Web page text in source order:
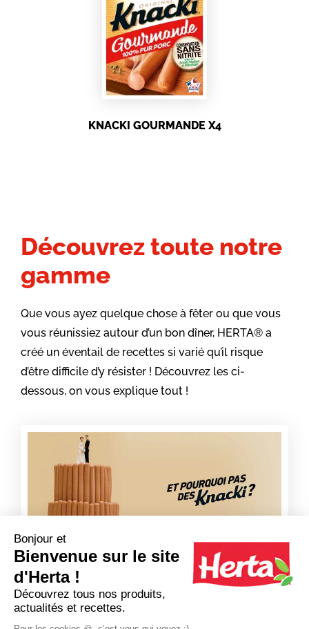
KNACKI GOURMANDE X4
Découvrez toute notre
gamme
Que vous ayez quelque chose à fêter ou que vous
vous réunissiez autour d’un bon dîner, HERTA® a
créé un éventail de recettes si varié qu’il risque
d’être difficile d’y résister ! Découvrez les ci-
dessous, on vous explique tout !
Bonjour et
Bienvenue sur le site
d'Herta !
Découvrez tous nos produits,
actualités et recettes.